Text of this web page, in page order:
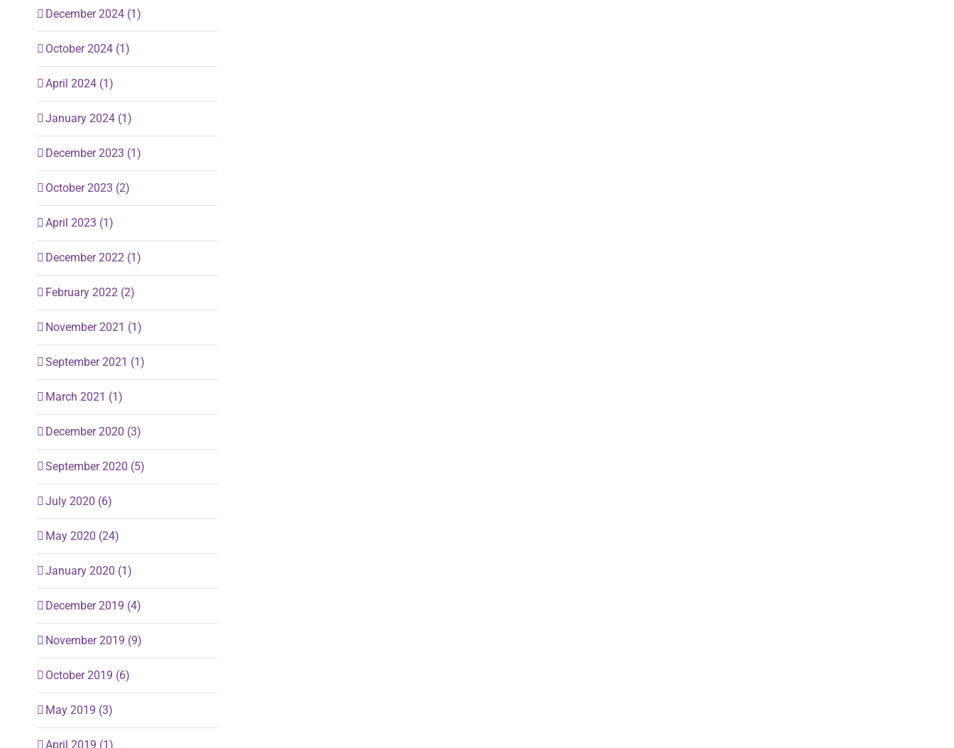
December 2024 (1)
October 2024 (1)
April 2024 (1)
January 2024 (1)
December 2023 (1)
October 2023 (2)
April 2023 (1)
December 2022 (1)
February 2022 (2)
November 2021 (1)
September 2021 (1)
March 2021 (1)
December 2020 (3)
September 2020 (5)
July 2020 (6)
May 2020 (24)
January 2020 (1)
December 2019 (4)
November 2019 (9)
October 2019 (6)
May 2019 (3)
April 2019 (1)